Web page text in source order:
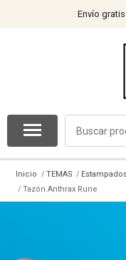
Envío
Inicio TEMAS
Tazón Anthrax Rune